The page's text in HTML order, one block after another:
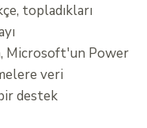
topladıkları
Microsoft'un Power
veri
destek